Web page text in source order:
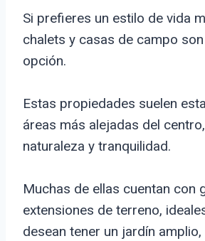
Si prefieres un estilo de vida
chalets y casas de campo
opción.
Estas propiedades suelen
áreas más alejadas del
naturaleza y tranquilidad.
Muchas de ellas cuentan con
extensiones de terreno,
desean tener un jardín